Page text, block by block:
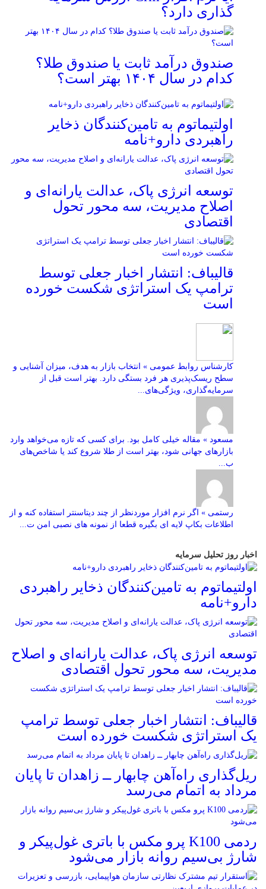
گذاری دارد؟
صندوق درآمد ثابت یا صندوق طلا؟
کدام در سال ۱۴۰۴ بهتر است؟
اولتیماتوم به تامین‌کنندگان ذخایر
راهبردی دارو+نامه
توسعه انرژی پاک، عدالت یارانه‌ای و
اصلاح مدیریت، سه محور تحول
اقتصادی
قالیباف: انتشار اخبار جعلی توسط
ترامپ یک استراتژی شکست خورده
است
کارشناس روابط عمومی » انتخاب بازار به هدف، میزان آشنایی و
سطح ریسک‌پذیری هر فرد بستگی دارد. بهتر است قبل از
سرمایه‌گذاری، ویژگی‌های...
مسعود » مقاله خیلی کامل بود. برای کسی که تازه می‌خواهد وارد
بازارهای جهانی شود، بهتر است از طلا شروع کند یا شاخص‌های
ب...
رستمی » اگر نرم افزار موردنظر از چند دیتاسنتر استفاده کنه و از
اطلاعات بکاپ لایه ای بگیره قطعا از نمونه های نصبی امن ت...
اخبار روز تحلیل سرمایه
اولتیماتوم به تامین‌کنندگان ذخایر راهبردی
دارو+نامه
توسعه انرژی پاک، عدالت یارانه‌ای و اصلاح
مدیریت، سه محور تحول اقتصادی
قالیباف: انتشار اخبار جعلی توسط ترامپ
یک استراتژی شکست خورده است
ریل‌گذاری راه‌آهن چابهار ــ زاهدان تا پایان
مرداد به اتمام می‌رسد
ردمی K100 پرو مکس با باتری غول‌پیکر و
شارژ بی‌سیم روانه بازار می‌شود